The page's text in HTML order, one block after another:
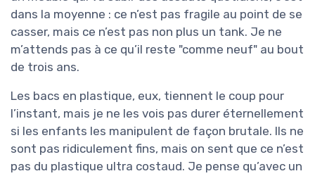
dans la moyenne : ce n’est pas fragile au point de se
casser, mais ce n’est pas non plus un tank. Je ne
m’attends pas à ce qu’il reste "comme neuf" au bout
de trois ans.
Les bacs en plastique, eux, tiennent le coup pour
l’instant, mais je ne les vois pas durer éternellement
si les enfants les manipulent de façon brutale. Ils ne
sont pas ridiculement fins, mais on sent que ce n’est
pas du plastique ultra costaud. Je pense qu’avec un